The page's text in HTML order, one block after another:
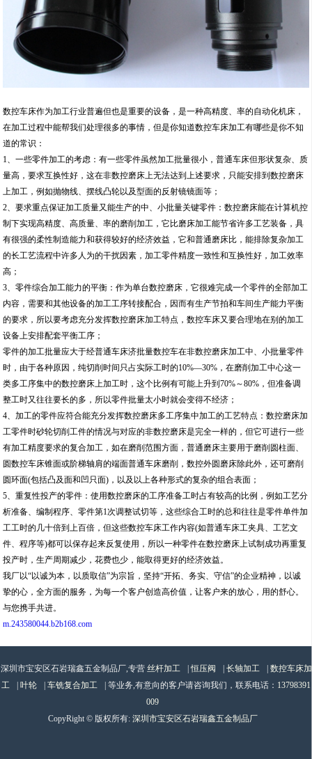
数控车床作为加工行业普遍但也是重要的设备，是一种高精度、率的自动化机床，
在加工过程中能帮我们处理很多的事情，但是你知道数控车床加工有哪些是你不知
道的常识：
1、一些零件加工的考虑：有一些零件虽然加工批量很小，普通车床但形状复杂、质
量高，要求互换性好，这在非数控磨床上无法达到上述要求，只能安排到数控磨床
上加工，例如抛物线、摆线凸轮以及型面的反射镜镜面等；
2、要求重点保证加工质量又能生产的中、小批量关键零件：数控磨床能在计算机控
制下实现高精度、高质量、率的磨削加工，它比磨床加工能节省许多工艺装备，具
有很强的柔性制造能力和获得较好的经济效益，它和普通磨床比，能排除复杂加工
的长工艺流程中许多人为的干扰因素，加工零件精度一致性和互换性好，加工效率
高；
3、零件综合加工能力的平衡：作为单台数控磨床，它很难完成一个零件的全部加工
内容，需要和其他设备的加工工序转接配合，因而有生产节拍和车间生产能力平衡
的要求，所以要考虑充分发挥数控磨床加工特点，数控车床又要合理地在别的加工
设备上安排配套平衡工序；
零件的加工批量应大于经普通车床济批量数控车在非数控磨床加工中、小批量零件
时，由于各种原因，纯切削时间只占实际工时的10%—30%，在磨削加工中心这一
类多工序集中的数控磨床上加工时，这个比例有可能上升到70%～80%，但准备调
整工时又往往要长的多，所以零件批量太小时就会变得不经济；
4、加工的零件应符合能充分发挥数控磨床多工序集中加工的工艺特点：数控磨床加
工零件时砂轮切削工件的情况与对应的非数控磨床是完全一样的，但它可进行一些
有加工精度要求的复合加工，如在磨削范围方面，普通磨床主要用于磨削圆柱面、
圆数控车床锥面或阶梯轴肩的端面普通车床磨削，数控外圆磨床除此外，还可磨削
圆环面(包括凸及面和凹只面)，以及以上各种形式的复杂的组合表面；
5、重复性投产的零件：使用数控磨床的工序准备工时占有较高的比例，例如工艺分
析准备、编制程序、零件第1次调整试切等，这些综合工时的总和往往是零件单件加
工工时的几十倍到上百倍，但这些数控车床工作内容(如普通车床工夹具、工艺文
件、程序等)都可以保存起来反复使用，所以一种零件在数控磨床上试制成功再重复
投产时，生产周期减少，花费也少，能取得更好的经济效益。
我厂以“以诚为本，以质取信”为宗旨，坚持“开拓、务实、守信”的企业精神，以诚
挚的心，全方面的服务，为每一个客户创造高价值，让客户来的放心，用的舒心。
与您携手共进。
m.243580044.b2b168.com
深圳市宝安区石岩瑞鑫五金制品厂,专营 丝杆加工 |恒压阀 长轴加工
数控车床加
工
叶轮 车铣复合加工 | 等业务,有意向的客户请咨询我们，联系电话： 13798391
009
CopyRight © 版权所有: 深圳市宝安区石岩瑞鑫五金制品厂